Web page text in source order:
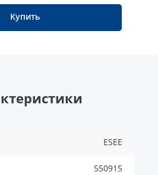
Купить
ESEE
550915